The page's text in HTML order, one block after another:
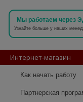
Мы работаем через
Узнайте больше у наших
Интернет-магазин
Как начать работу
Партнерская